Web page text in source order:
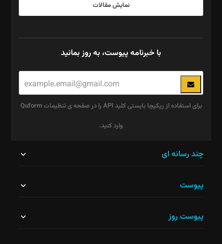
نمایش مقالات
با خبرنامه پیوست، به روز بمانید
برای استفاده از ریکپچا بایستی کلید API را در صفحه ی تنظیمات Quform
وارد کنید.
نباید
چند رسانه ای
پیوست
پیوست روز